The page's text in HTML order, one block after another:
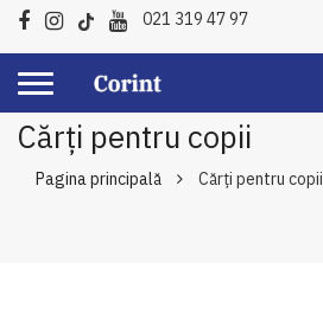
021 319 47 97
Cărți pentru copii
Pagina principală Cărți pentru copii